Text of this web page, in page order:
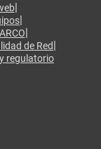
|
|
|
de Red|
regulatorio